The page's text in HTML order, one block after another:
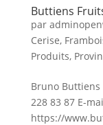
Buttiens
par
Cerise,
Produits,
Bruno Buttiens
228 83 87 E-
https://